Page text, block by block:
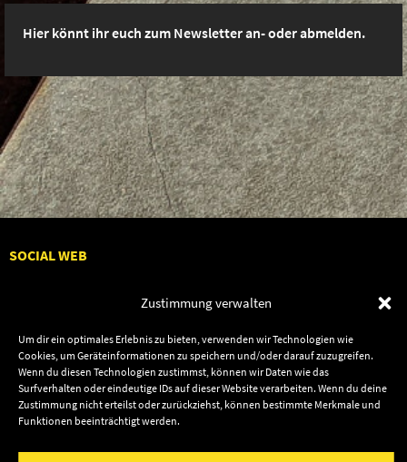
Zustimmung verwalten
Um dir ein optimales Erlebnis zu bieten, verwenden wir Technologien wie
Cookies, um Geräteinformationen zu speichern und/oder darauf zuzugreifen.
Wenn du diesen Technologien zustimmst, können wir Daten wie das
Surfverhalten oder eindeutige IDs auf dieser Website verarbeiten. Wenn du deine
Zustimmung nicht erteilst oder zurückziehst, können bestimmte Merkmale und
Funktionen beeinträchtigt werden.
Hier könnt ihr euch zum Newsletter an- oder abmelden.
SOCIAL WEB
Audiolith
News
Artists
Contact Us
Dates
Shop